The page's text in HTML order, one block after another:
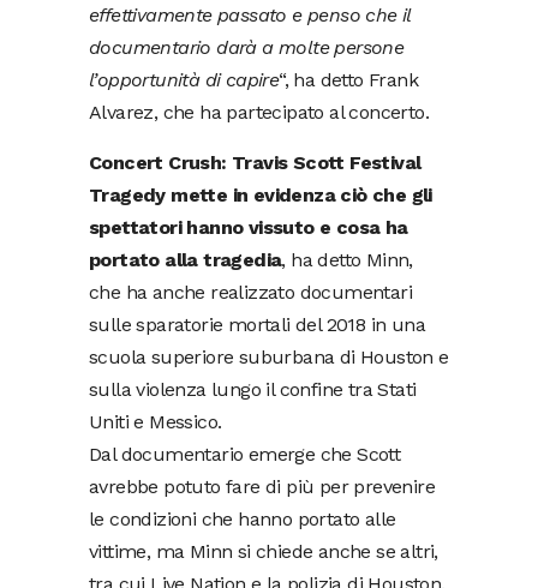
effettivamente passato e penso che il
documentario darà a molte persone
l’opportunità di capire“, ha detto Frank
Alvarez, che ha partecipato al concerto.
Concert Crush: Travis Scott Festival
Tragedy mette in evidenza ciò che gli
spettatori hanno vissuto e cosa ha
portato alla tragedia, ha detto Minn,
che ha anche realizzato documentari
sulle sparatorie mortali del 2018 in una
scuola superiore suburbana di Houston e
sulla violenza lungo il confine tra Stati
Uniti e Messico.
Dal documentario emerge che Scott
avrebbe potuto fare di più per prevenire
le condizioni che hanno portato alle
vittime, ma Minn si chiede anche se altri,